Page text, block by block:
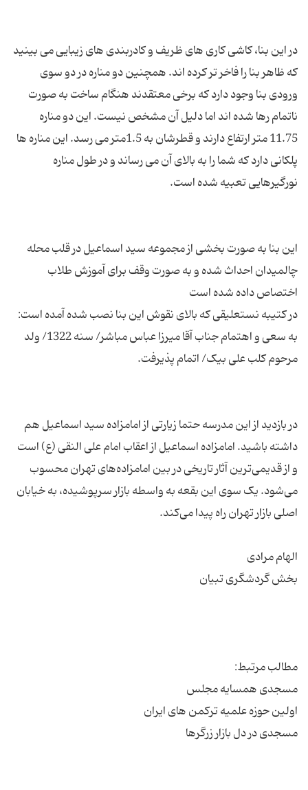
در این بنا، كاشی كاری های ظریف و كادربندی های زیبایی می بینید
که ظاهر بنا را فاخر تر کرده اند. همچنین دو مناره در دو سوی
ورودی بنا وجود دارد که برخی معتقدند هنگام ساخت به صورت
ناتمام رها شده اند اما دلیل آن مشخص نیست. این دو مناره
11.75 متر ارتفاع دارند و قطرشان به 1.5متر می رسد. این مناره ها
پلکانی دارد که شما را به بالای آن می رساند و در طول مناره
این بنا به صورت‌ بخشی از مجموعه‌ سید اسماعیل در قلب محله‌
چالمیدان احداث شده و به صورت وقف برای آموزش طلاب
به سعی و اهتمام جناب آقا میرزا عباس مباشر/ سنه 1322/ ولد
در بازدید از این مدرسه حتما زیارتی از امامزاده سید اسماعیل هم
داشته باشید. امامزاده اسماعیل از اعقاب امام علی النقی (ع) است
و از قدیمی‌ترین آثار تاریخی در بین امامزاده‌های تهران محسوب
می‌شود. یک سوی این بقعه به واسطه بازار سرپوشیده، به خیابان